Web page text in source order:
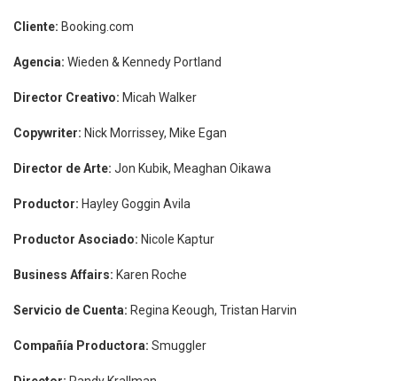
Cliente: Booking.com
Agencia: Wieden & Kennedy Portland
Director Creativo: Micah Walker
Copywriter: Nick Morrissey, Mike Egan
Director de Arte: Jon Kubik, Meaghan Oikawa
Productor: Hayley Goggin Avila
Productor Asociado: Nicole Kaptur
Business Affairs: Karen Roche
Servicio de Cuenta: Regina Keough, Tristan Harvin
Compañía Productora: Smuggler